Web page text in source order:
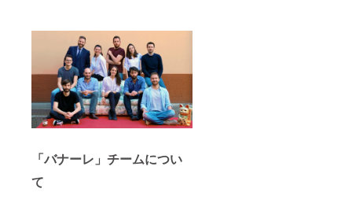
「バナーレ」チームについ
て